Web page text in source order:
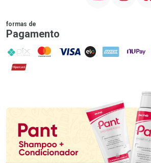
formas de
Pagamento
PIX MasterCard
VISA ELO AMEX NuPay
Hipercard
Promoção em Destaque